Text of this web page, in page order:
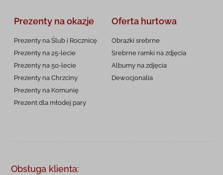
Prezenty na okazje
Prezenty na Ślub i Rocznicę
Prezenty na 25-lecie
Prezenty na 50-lecie
Prezenty na Chrzciny
Prezenty na Komunię
Prezent dla młodej pary
Oferta hurtowa
Obrazki srebrne
Srebrne ramki na zdjęcia
Albumy na zdjęcia
Dewocjonalia
Obsługa klienta: